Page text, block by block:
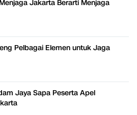
Jakarta Berarti Menjaga
Pelbagai Elemen untuk Jaga
Jaya Sapa Peserta Apel